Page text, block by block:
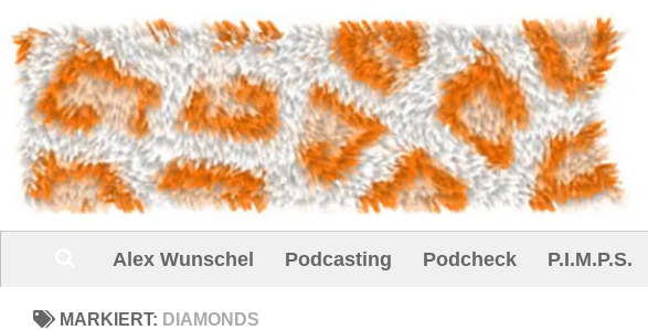
Unter dem Inhalt
Alex Wunschel Podcasting Podcheck P.I.M.P.S.
MARKIERT: DIAMONDS